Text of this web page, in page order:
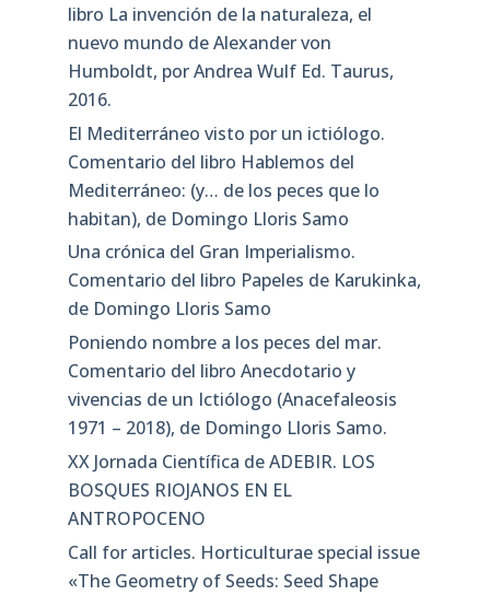
libro La invención de la naturaleza, el
nuevo mundo de Alexander von
Humboldt, por Andrea Wulf Ed. Taurus,
2016.
El Mediterráneo visto por un ictiólogo.
Comentario del libro Hablemos del
Mediterráneo: (y… de los peces que lo
habitan), de Domingo Lloris Samo
Una crónica del Gran Imperialismo.
Comentario del libro Papeles de Karukinka,
de Domingo Lloris Samo
Poniendo nombre a los peces del mar.
Comentario del libro Anecdotario y
vivencias de un Ictiólogo (Anacefaleosis
1971 – 2018), de Domingo Lloris Samo.
XX Jornada Científica de ADEBIR. LOS
BOSQUES RIOJANOS EN EL
ANTROPOCENO
Call for articles. Horticulturae special issue
«The Geometry of Seeds: Seed Shape